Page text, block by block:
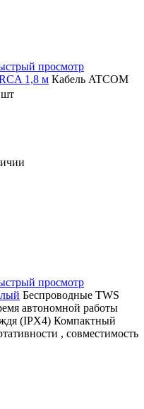
просмотр
1,8 м Кабель ATCOM
просмотр
Беспроводные TWS
автономной работы
(IPX4) Компактный
, совместимость